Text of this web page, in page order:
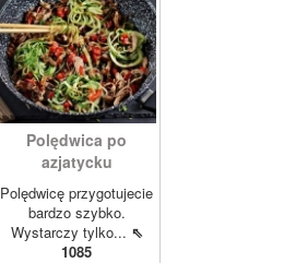
Polędwica po
azjatycku
Polędwicę przygotujecie
bardzo szybko.
Wystarczy tylko... ⇖
1085